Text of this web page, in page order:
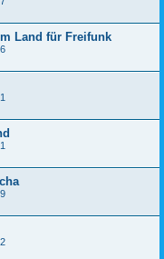
Land für Freifunk